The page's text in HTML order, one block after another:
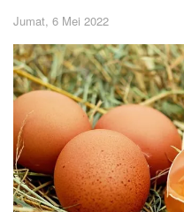
Jumat, 6 Mei 2022